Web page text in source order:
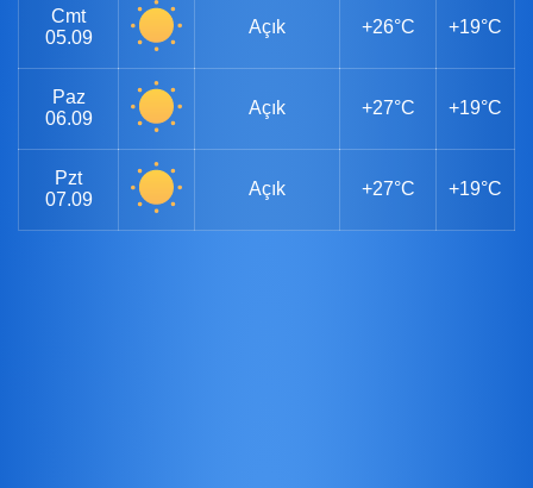
Cmt
05.09
Açık +26°C +19°C
Paz
06.09
Açık +27°C +19°C
Pzt
07.09
Açık +27°C +19°C